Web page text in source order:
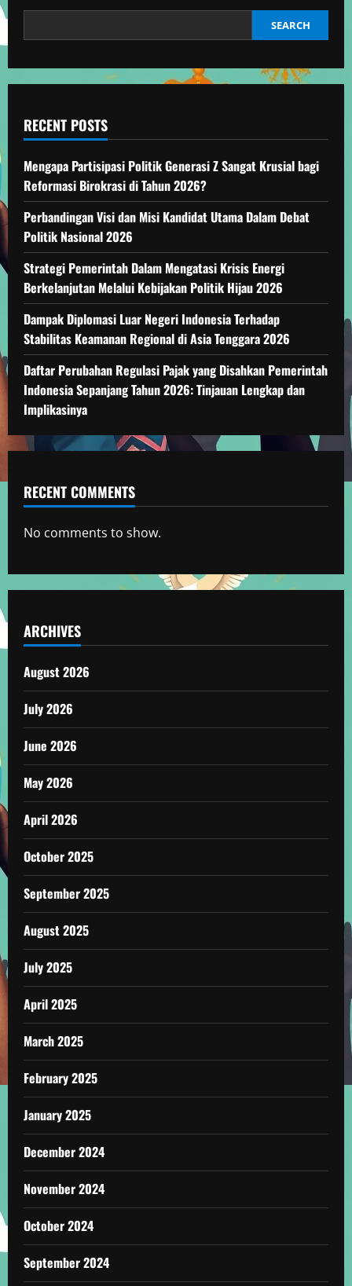
SEARCH
RECENT POSTS
Mengapa Partisipasi Politik Generasi Z Sangat Krusial bagi
Reformasi Birokrasi di Tahun 2026?
Perbandingan Visi dan Misi Kandidat Utama Dalam Debat
Politik Nasional 2026
Strategi Pemerintah Dalam Mengatasi Krisis Energi
Berkelanjutan Melalui Kebijakan Politik Hijau 2026
Dampak Diplomasi Luar Negeri Indonesia Terhadap
Stabilitas Keamanan Regional di Asia Tenggara 2026
Daftar Perubahan Regulasi Pajak yang Disahkan Pemerintah
Indonesia Sepanjang Tahun 2026: Tinjauan Lengkap dan
Implikasinya
RECENT COMMENTS
No comments to show.
ARCHIVES
August 2026
July 2026
June 2026
May 2026
April 2026
October 2025
September 2025
August 2025
July 2025
April 2025
March 2025
February 2025
January 2025
December 2024
November 2024
October 2024
September 2024